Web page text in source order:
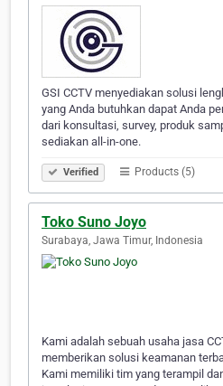
GSI CCTV menyediakan solusi
yang Anda butuhkan dapat Anda
dari konsultasi, survey, produk
sediakan all-in-one.
Verified Products (5)
Toko Suno Joyo
Surabaya, Jawa Timur, Indonesia
Kami adalah sebuah usaha jasa
memberikan solusi keamanan
Kami memiliki tim yang terampil